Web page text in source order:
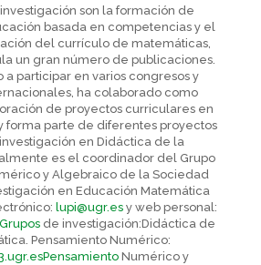
son la formación de
basada en competencias y el
del currículo de matemáticas,
un gran número de publicaciones.
a participar en varios congresos y
ha colaborado como
de proyectos curriculares en
forma parte de diferentes proyectos
en Didáctica de la
es el coordinador del Grupo
y Algebraico de la Sociedad
en Educación Matemática
lupi@ugr.es y web personal:
de investigación:Didáctica de
Pensamiento Numérico:
Numérico y